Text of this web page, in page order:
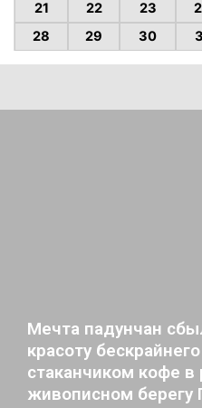
21
22 23
28
29 30
Мечта падунчан
красоту
стаканчиком кофе в
живописном берегу